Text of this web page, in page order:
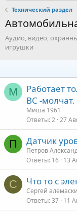
Технический раздел
Аудио, видео,
игрушки
М
Работает
BC -молчат.
Миша 1961
Ответы 2 27
П Датчик
Петров
Ответы 16 13
С Что то с
Сергей
Ответы 37 11